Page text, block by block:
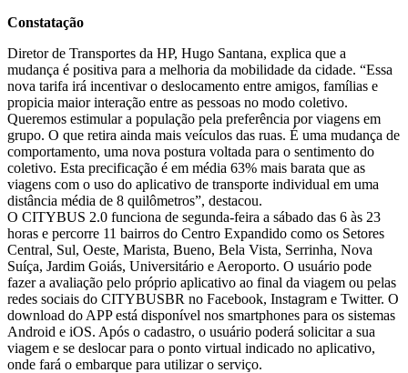
Constatação
Diretor de Transportes da HP, Hugo Santana, explica que a
mudança é positiva para a melhoria da mobilidade da cidade. “Essa
nova tarifa irá incentivar o deslocamento entre amigos, famílias e
propicia maior interação entre as pessoas no modo coletivo.
Queremos estimular a população pela preferência por viagens em
grupo. O que retira ainda mais veículos das ruas. É uma mudança de
comportamento, uma nova postura voltada para o sentimento do
coletivo. Esta precificação é em média 63% mais barata que as
viagens com o uso do aplicativo de transporte individual em uma
distância média de 8 quilômetros”, destacou.
O CITYBUS 2.0 funciona de segunda-feira a sábado das 6 às 23
horas e percorre 11 bairros do Centro Expandido como os Setores
Central, Sul, Oeste, Marista, Bueno, Bela Vista, Serrinha, Nova
Suíça, Jardim Goiás, Universitário e Aeroporto. O usuário pode
fazer a avaliação pelo próprio aplicativo ao final da viagem ou pelas
redes sociais do CITYBUSBR no Facebook, Instagram e Twitter. O
download do APP está disponível nos smartphones para os sistemas
Android e iOS. Após o cadastro, o usuário poderá solicitar a sua
viagem e se deslocar para o ponto virtual indicado no aplicativo,
onde fará o embarque para utilizar o serviço.